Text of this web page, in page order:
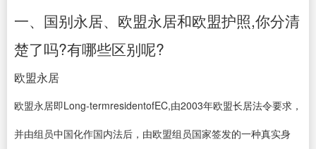
一、国别永居、欧盟永居和欧盟护照,你分清
楚了吗?有哪些区别呢?
欧盟永居
欧盟永居即Long-termresidentofEC,由2003年欧盟长居法令要求，
并由组员中国化作国内法后，由欧盟组员国家签发的一种真实身